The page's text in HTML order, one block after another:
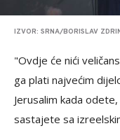
IZVOR: SRNA/BORISLAV
"Ovdje će nići
ga plati najvećim
Jerusalim kada
sastajete sa